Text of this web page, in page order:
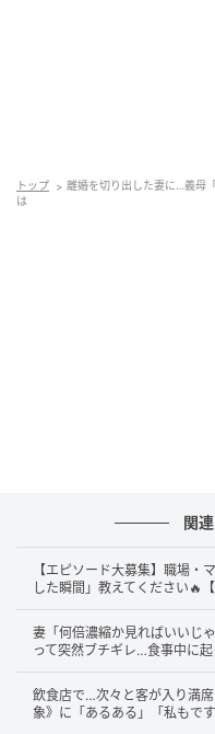
トップ
離婚を切り出した妻に…義母
は
関
【エピソード大募集】職場・
した瞬間」教えてください🔥
妻「何倍濃縮か見ればいいじ
って突然ブチギレ…食事中に起
飲食店で…次々と客が入り満
象》に「あるある」「私もです